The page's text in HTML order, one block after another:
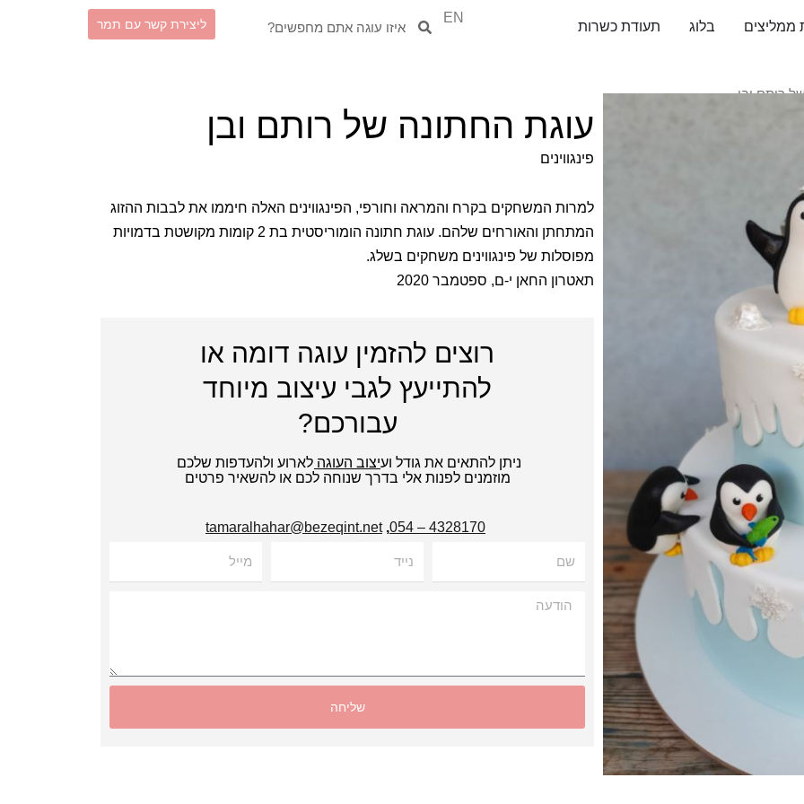
ממליצים בלוג תעודת כשרות
EN חיפושחיפוש ליצירת קשר עם תמר
רותם ובן
עוגת החתונה של רותם ובן
פינגווינים
למרות המשחקים בקרח והמראה וחורפי, הפינגווינים האלה חיממו את לבבות ההזוג
המתחתן והאורחים שלהם. עוגת חתונה הומוריסטית בת 2 קומות מקושטת בדמויות
מפוסלות של פינגווינים משחקים בשלג.
תאטרון החאן י-ם, ספטמבר 2020
רוצים להזמין עוגה דומה או
להתייעץ לגבי עיצוב מיוחד
עבורכם?
ניתן להתאים את גודל ועיצוב העוגה לארוע ולהעדפות שלכם
מוזמנים לפנות אלי בדרך שנוחה לכם או להשאיר פרטים
4328170 – 054
,
tamaralhahar@bezeqint.net
הודעה
שליחה